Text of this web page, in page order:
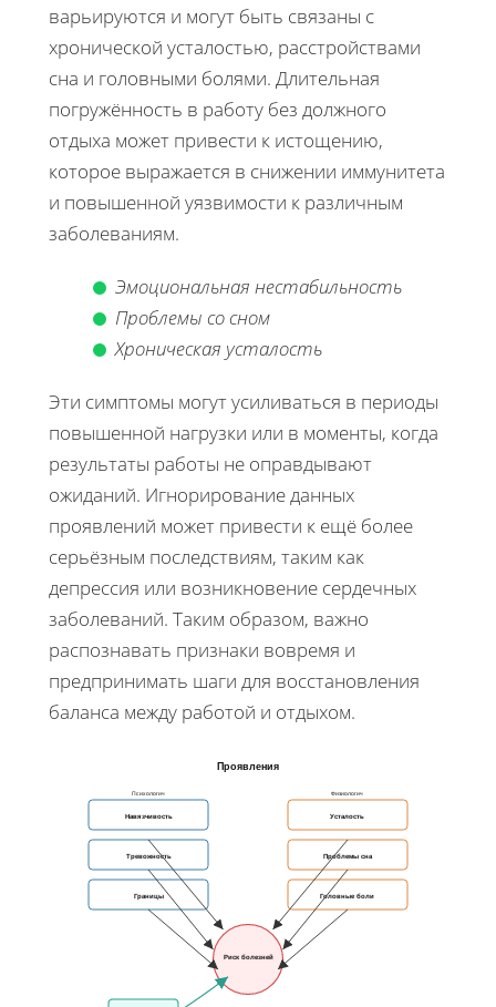
варьируются и могут быть связаны с
хронической усталостью, расстройствами
сна и головными болями. Длительная
погружённость в работу без должного
отдыха может привести к истощению,
которое выражается в снижении иммунитета
и повышенной уязвимости к различным
заболеваниям.
Эмоциональная нестабильность
Проблемы со сном
Хроническая усталость
Эти симптомы могут усиливаться в периоды
повышенной нагрузки или в моменты, когда
результаты работы не оправдывают
ожиданий. Игнорирование данных
проявлений может привести к ещё более
серьёзным последствиям, таким как
депрессия или возникновение сердечных
заболеваний. Таким образом, важно
распознавать признаки вовремя и
предпринимать шаги для восстановления
баланса между работой и отдыхом.
Проявления
Навязчивость
Тревожность
Границы
Усталость
Проблемы сна
Головные боли
Риск болезней
Психологич Физиологич